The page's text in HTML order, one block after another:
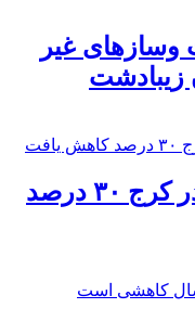
غیر
زیبادشت
️قیمت مسکن در کرج ۳۰ درصد